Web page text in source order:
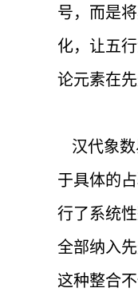
号，而是
化，让五
论元素在
汉代象
于具体的
行了系统
全部纳入
这种整合